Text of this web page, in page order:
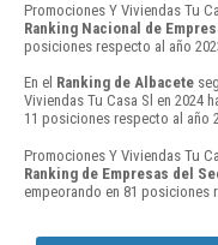
Promociones Y Viviendas Tu
Ranking Nacional de
posiciones respecto al año
En el Ranking de Albacete
Viviendas Tu Casa Sl en 2024
11 posiciones respecto al año
Promociones Y Viviendas Tu
Ranking de Empresas del
empeorando en 81 posiciones